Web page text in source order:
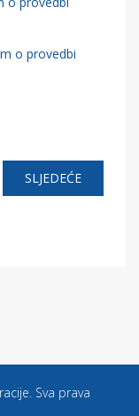
o provedbi
SLJEDEĆE
Sva prava